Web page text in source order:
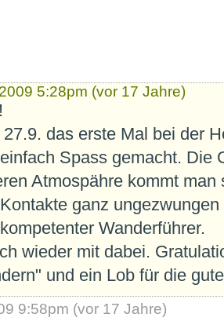
5:28pm (vor 17 Jahre)
das erste Mal bei der
Spass gemacht. Die
Atmospähre kommt man
ganz
Wanderführer.
wieder mit dabei.
und ein Lob für die
9:58pm (vor 17 Jahre)